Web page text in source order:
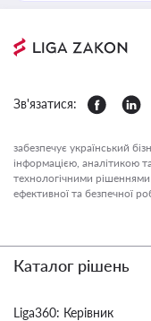
Зв'язатися:
забезпечує український
інформацією, аналітикою
технологічними
ефективної та безпечної
Каталог рішень
Liga360: Керівник